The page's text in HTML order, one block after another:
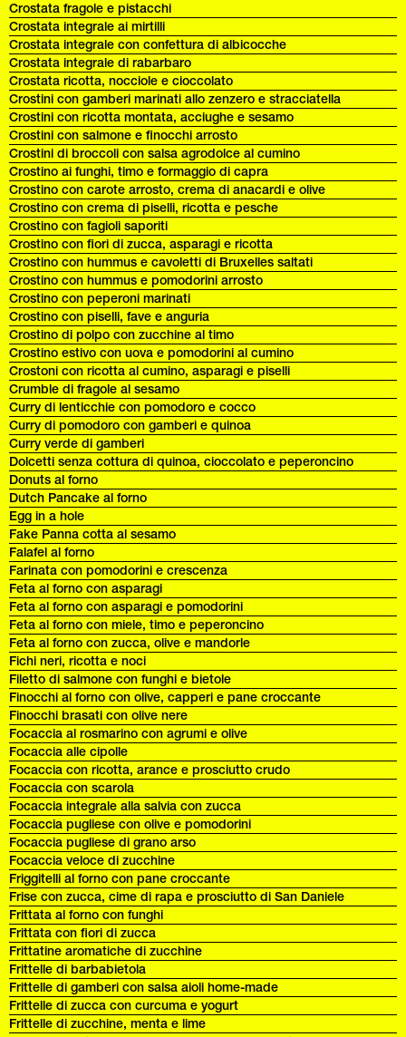
Crostata fragole e pistacchi
Crostata integrale ai mirtilli
Crostata integrale con confettura di albicocche
Crostata integrale di rabarbaro
Crostata ricotta, nocciole e cioccolato
Crostini con gamberi marinati allo zenzero e stracciatella
Crostini con ricotta montata, acciughe e sesamo
Crostini con salmone e finocchi arrosto
Crostini di broccoli con salsa agrodolce al cumino
Crostino ai funghi, timo e formaggio di capra
Crostino con carote arrosto, crema di anacardi e olive
Crostino con crema di piselli, ricotta e pesche
Crostino con fagioli saporiti
Crostino con fiori di zucca, asparagi e ricotta
Crostino con hummus e cavoletti di Bruxelles saltati
Crostino con hummus e pomodorini arrosto
Crostino con peperoni marinati
Crostino con piselli, fave e anguria
Crostino di polpo con zucchine al timo
Crostino estivo con uova e pomodorini al cumino
Crostoni con ricotta al cumino, asparagi e piselli
Crumble di fragole al sesamo
Curry di lenticchie con pomodoro e cocco
Curry di pomodoro con gamberi e quinoa
Curry verde di gamberi
Dolcetti senza cottura di quinoa, cioccolato e peperoncino
Donuts al forno
Dutch Pancake al forno
Egg in a hole
Fake Panna cotta al sesamo
Falafel al forno
Farinata con pomodorini e crescenza
Feta al forno con asparagi
Feta al forno con asparagi e pomodorini
Feta al forno con miele, timo e peperoncino
Feta al forno con zucca, olive e mandorle
Fichi neri, ricotta e noci
Filetto di salmone con funghi e bietole
Finocchi al forno con olive, capperi e pane croccante
Finocchi brasati con olive nere
Focaccia al rosmarino con agrumi e olive
Focaccia alle cipolle
Focaccia con ricotta, arance e prosciutto crudo
Focaccia con scarola
Focaccia integrale alla salvia con zucca
Focaccia pugliese con olive e pomodorini
Focaccia pugliese di grano arso
Focaccia veloce di zucchine
Friggitelli al forno con pane croccante
Frise con zucca, cime di rapa e prosciutto di San Daniele
Frittata al forno con funghi
Frittata con fiori di zucca
Frittatine aromatiche di zucchine
Frittelle di barbabietola
Frittelle di gamberi con salsa aioli home-made
Frittelle di zucca con curcuma e yogurt
Frittelle di zucchine, menta e lime